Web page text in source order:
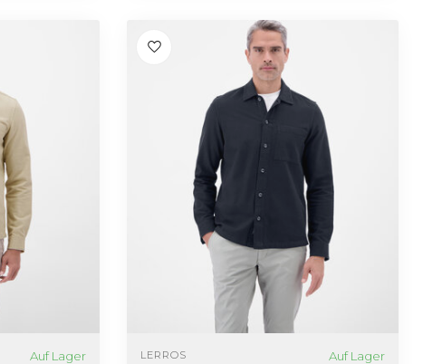
Auf Lager LERROS Auf Lager